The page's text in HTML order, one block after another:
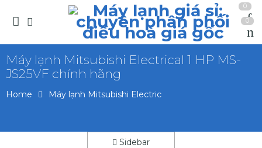
0
0
Máy lạnh Mitsubishi Electrical 1 HP MS-
JS25VF chính hãng
Home Máy lạnh Mitsubishi Electric
Sidebar